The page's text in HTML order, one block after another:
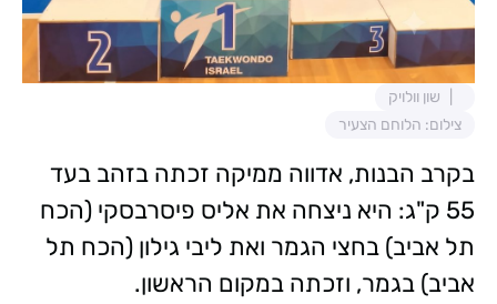
שון וולויק
צילום: הלוחם הצעיר
בקרב הבנות, אדווה ממיקה זכתה בזהב בעד
55 ק"ג: היא ניצחה את אליס פיסרבסקי (הכח
תל אביב) בחצי הגמר ואת ליבי גילון (הכח תל
אביב) בגמר, וזכתה במקום הראשון.